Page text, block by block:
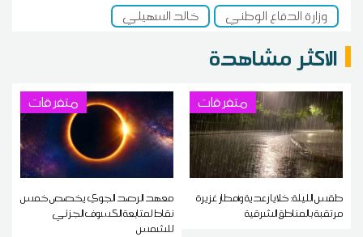
وزارة الدفاع الوطني
خالد السهيلي
الاكثر مشاهدة
متفرقات
طقس الليلة: خلايا رعدية وأمطار غزيرة
مرتقبة بالمناطق الشرقية
متفرقات
معهد الرصد الجوي يخصص خمس
نقاط لمتابعة الكسوف الجزئي
للشمس